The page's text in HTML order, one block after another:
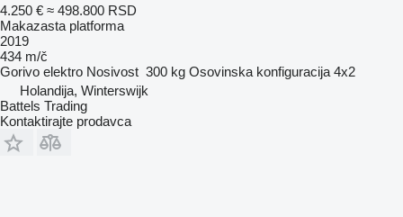
4.250 € ≈ 498.800 RSD
Makazasta platforma
2019
434 m/č
Gorivo elektro Nosivost 300 kg Osovinska konfiguracija 4x2
Holandija, Winterswijk
Battels Trading
Kontaktirajte prodavca